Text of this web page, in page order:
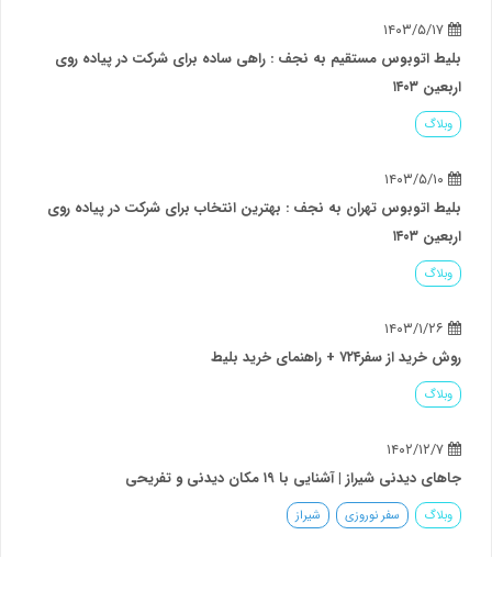
بلیط اتوبوس مستقیم به نجف : راهی ساده برای شرکت در پیاده روی
اربعین ۱۴۰۳
وبلاگ
بلیط اتوبوس تهران به نجف : بهترین انتخاب برای شرکت در پیاده روی
اربعین ۱۴۰۳
وبلاگ
روش خرید از سفر۷۲۴ + راهنمای خرید بلیط
وبلاگ
جاهای دیدنی شیراز | آشنایی با ۱۹ مکان دیدنی و تفریحی
وبلاگ سفر نوروزی شیراز